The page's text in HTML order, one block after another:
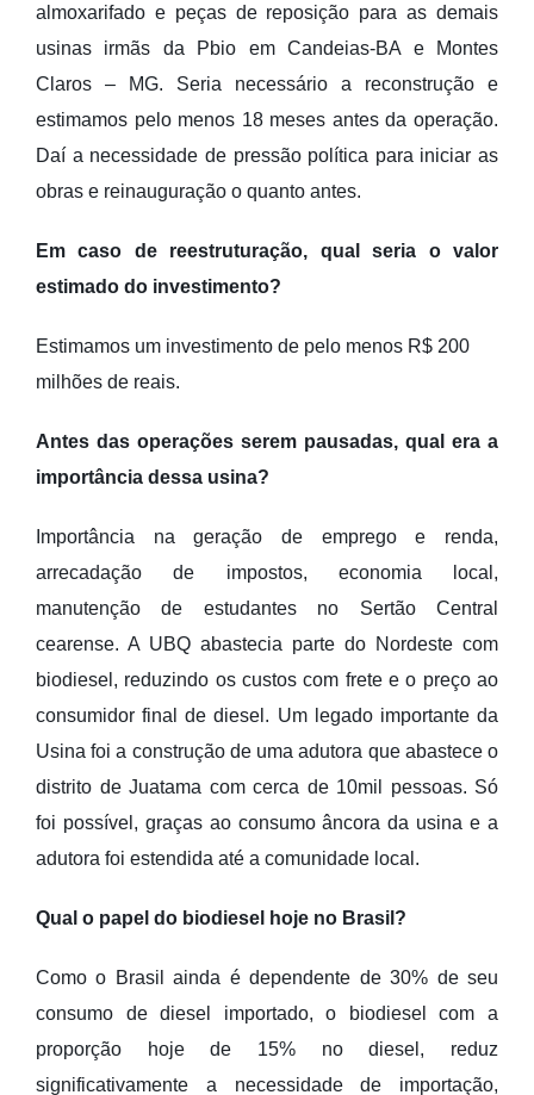
almoxarifado e peças de reposição para as demais
usinas irmãs da Pbio em Candeias-BA e Montes
Claros – MG. Seria necessário a reconstrução e
estimamos pelo menos 18 meses antes da operação.
Daí a necessidade de pressão política para iniciar as
obras e reinauguração o quanto antes.
Em caso de reestruturação, qual seria o valor
estimado do investimento?
Estimamos um investimento de pelo menos R$ 200
milhões de reais.
Antes das operações serem pausadas, qual era a
importância dessa usina?
Importância na geração de emprego e renda,
arrecadação de impostos, economia local,
manutenção de estudantes no Sertão Central
cearense. A UBQ abastecia parte do Nordeste com
biodiesel, reduzindo os custos com frete e o preço ao
consumidor final de diesel. Um legado importante da
Usina foi a construção de uma adutora que abastece o
distrito de Juatama com cerca de 10mil pessoas. Só
foi possível, graças ao consumo âncora da usina e a
adutora foi estendida até a comunidade local.
Qual o papel do biodiesel hoje no Brasil?
Como o Brasil ainda é dependente de 30% de seu
consumo de diesel importado, o biodiesel com a
proporção hoje de 15% no diesel, reduz
significativamente a necessidade de importação,